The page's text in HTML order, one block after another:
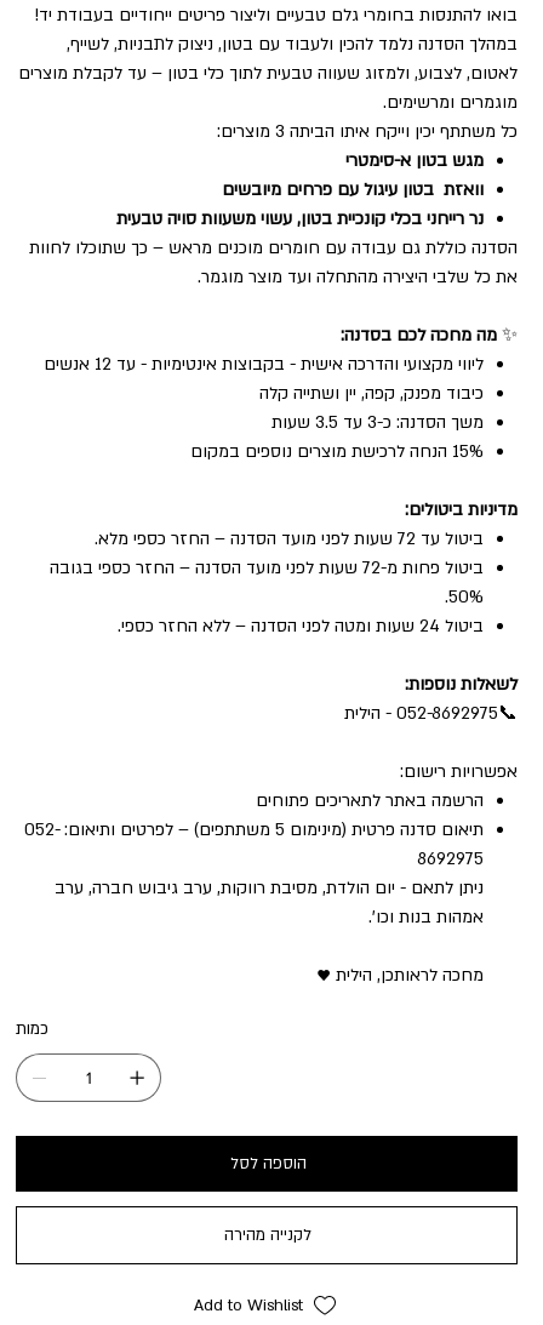
בואו להתנסות בחומרי גלם טבעיים וליצור פריטים ייחודיים בעבודת יד!
במהלך הסדנה נלמד להכין ולעבוד עם בטון, ניצוק לתבניות, לשייף,
לאטום, לצבוע, ולמזוג שעווה טבעית לתוך כלי בטון – עד לקבלת מוצרים
מוגמרים ומרשימים.
כל משתתף יכין וייקח איתו הביתה 3 מוצרים:
מגש בטון א-סימטרי
וואזת בטון עיגול עם פרחים מיובשים
נר רייחני בכלי קונכיית בטון, עשוי משעוות סויה טבעית
הסדנה כוללת גם עבודה עם חומרים מוכנים מראש – כך שתוכלו לחוות
את כל שלבי היצירה מהתחלה ועד מוצר מוגמר.
✨ מה מחכה לכם בסדנה:
ליווי מקצועי והדרכה אישית - בקבוצות אינטימיות - עד 12 אנשים
כיבוד מפנק, קפה, יין ושתייה קלה
משך הסדנה: כ-3 עד 3.5 שעות
15% הנחה לרכישת מוצרים נוספים במקום
מדיניות ביטולים:
ביטול עד 72 שעות לפני מועד הסדנה – החזר כספי מלא.
ביטול פחות מ-72 שעות לפני מועד הסדנה – החזר כספי בגובה
50%.
ביטול 24 שעות ומטה לפני הסדנה – ללא החזר כספי.
לשאלות נוספות:
📞052-8692975 - הילית
אפשרויות רישום:
הרשמה באתר לתאריכים פתוחים
תיאום סדנה פרטית (מינימום 5 משתתפים) – לפרטים ותיאום: 052-
8692975
ניתן לתאם - יום הולדת, מסיבת רווקות, ערב גיבוש חברה, ערב
אמהות בנות וכו'.
מחכה לראותכן, הילית ♥
כמות
הוספה לסל
לקנייה מהירה
Add to Wishlist